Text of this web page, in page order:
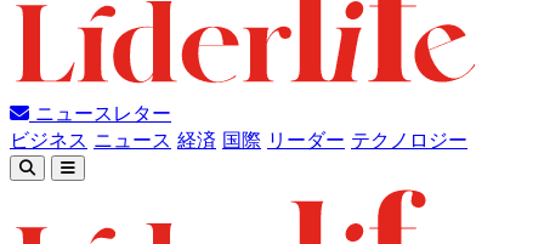
ニュースレター
ビジネス ニュース 経済 国際 リーダー テクノロジー